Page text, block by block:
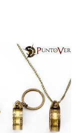
Ce
Les
être